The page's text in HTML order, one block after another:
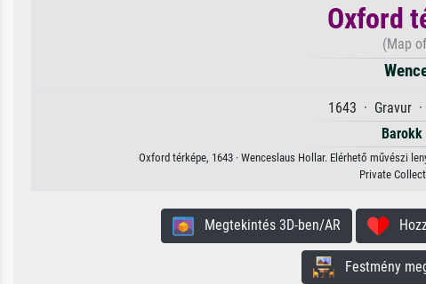
Oxford
(Map
1643 · Gravur
Barokk
Oxford térképe, 1643 · Wenceslaus Hollar. Elérhető művészi
Private
Megtekintés 3D-ben/AR
Festmény